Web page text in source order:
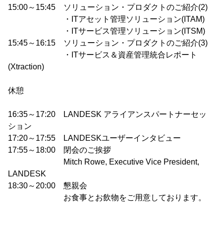
15:00～15:45 ソリューション・プロダクトのご紹介(2)
・ITアセット管理ソリューション(ITAM)
・ITサービス管理ソリューション(ITSM)
15:45～16:15 ソリューション・プロダクトのご紹介(3)
・ITサービス＆資産管理統合レポート
(Xtraction)
休憩
16:35～17:20 LANDESK アライアンスパートナーセッ
ション
17:20～17:55 LANDESKユーザーインタビュー
17:55～18:00 閉会のご挨拶
Mitch Rowe, Executive Vice President,
LANDESK
18:30～20:00 懇親会
お食事とお飲物をご用意しております。